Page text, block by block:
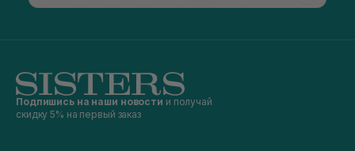
Подпишись на наши новости и получай
скидку 5% на первый заказ